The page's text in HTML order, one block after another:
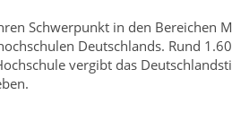
Schwerpunkt in den Bereichen
Deutschlands. Rund
vergibt das